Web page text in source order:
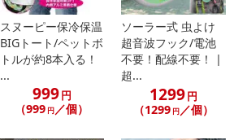
スヌーピー保冷保温
BIGトート/ペットボ
トルが約8本入る！
...
999円
（999 円／個）
ソーラー式 虫よけ
超音波フック/電池
不要！配線不要！ |
超...
1299円
（1299 円／個）